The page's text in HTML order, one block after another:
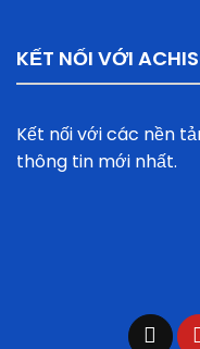
KẾT NỐI VỚI
Kết nối với các nền
thông tin mới nhất.